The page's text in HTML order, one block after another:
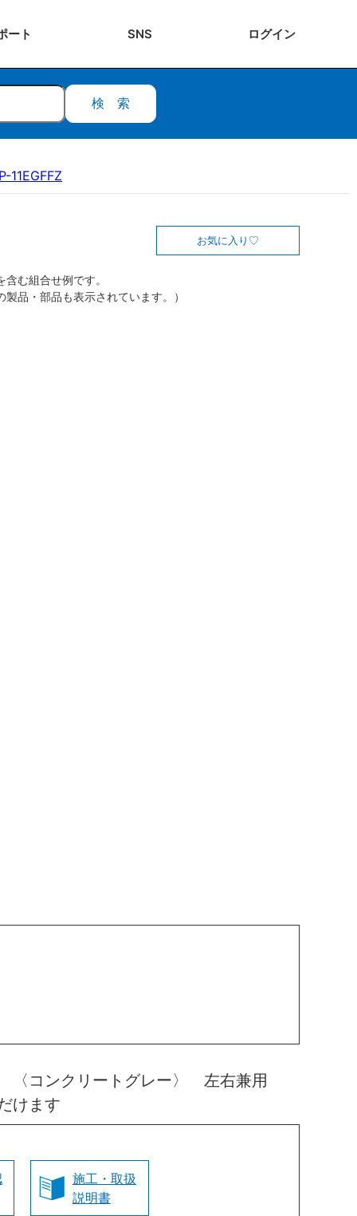
ート SNS ログイン
検索
11EGFFZ
お気に入り
む組合せ例です。
製品・部品も表示されています。）
コンクリートグレー〉 左右兼用
けます
施工・取扱
説明書